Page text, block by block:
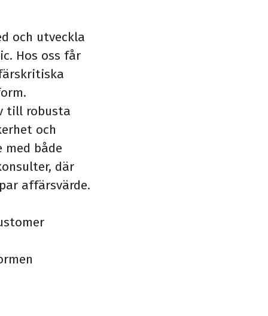
och utveckla
Hos oss får
till robusta
och
både
där
affärsvärde.